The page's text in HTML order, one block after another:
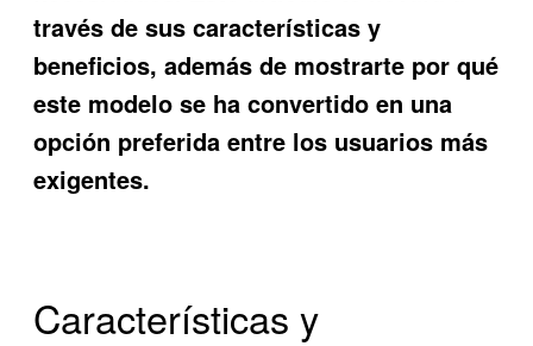
través de sus características y
beneficios, además de mostrarte por qué
este modelo se ha convertido en una
opción preferida entre los usuarios más
exigentes.
Características y